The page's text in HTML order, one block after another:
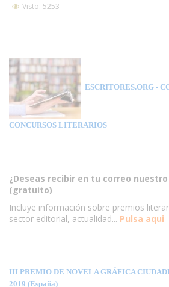
Visto: 5253
ESCRITORES.ORG -
CONCURSOS LITERARIOS
¿Deseas recibir en tu correo
(gratuito)
Incluye información sobre premios
sector editorial, actualidad... Pulsa aqui
III PREMIO DE NOVELA GRÁFICA
2019 (España)